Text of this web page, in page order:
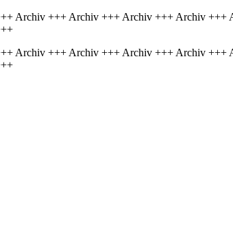
Archiv +++ Archiv +++ Archiv +++ Archiv
Archiv +++ Archiv +++ Archiv +++ Archiv